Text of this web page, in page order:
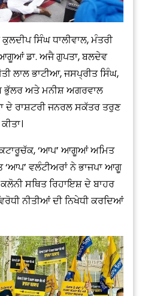
ਸਿੰਘ ਧਾਲੀਵਾਲ, ਮੰਤਰੀ
ਡਾ. ਅਜੈ ਗੁਪਤਾ, ਬਲਦੇਵ
ਲਾਲ ਭਾਟੀਆ, ਜਸਪ੍ਰੀਤ ਸਿੰਘ,
ਭੁੱਲਰ ਅਤੇ ਮਨੀਸ਼ ਅਗਰਵਾਲ
ਦੇ ਰਾਸ਼ਟਰੀ ਜਨਰਲ ਸਕੱਤਰ ਤਰੁਣ
‘ਆਪ’ ਆਗੂਆਂ ਅਮਿਤ
‘ਆਪ’ ਵਲੰਟੀਅਰਾਂ ਨੇ ਭਾਜਪਾ ਆਗੂ
ਸਥਿਤ ਰਿਹਾਇਸ਼ ਦੇ ਬਾਹਰ
ਨੀਤੀਆਂ ਦੀ ਨਿਖੇਧੀ ਕਰਦਿਆਂ